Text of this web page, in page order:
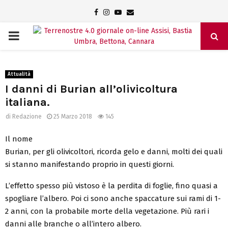
Facebook
Instagram
Youtube
Email
PRIMARY
Attualità
I danni di Burian all’olivicoltura
italiana.
di Redazione 25 Marzo 2018 145
Il nome
Burian, per gli olivicoltori, ricorda gelo e danni, molti dei quali
si stanno manifestando proprio in questi giorni.
L’effetto spesso più vistoso è la perdita di foglie, fino quasi a
spogliare l’albero. Poi ci sono anche spaccature sui rami di 1-
2 anni, con la probabile morte della vegetazione. Più rari i
danni alle branche o all’intero albero.